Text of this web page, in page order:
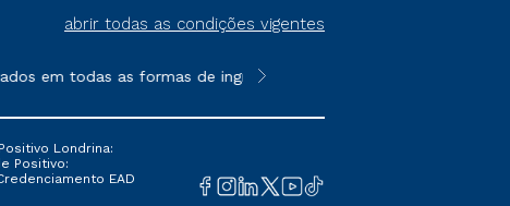
abrir todas as condições vigentes
em todas as formas de ingresso, exceto na prova on-line ou
**Semipresencial é um formato do
Londrina:
Positivo:
EAD